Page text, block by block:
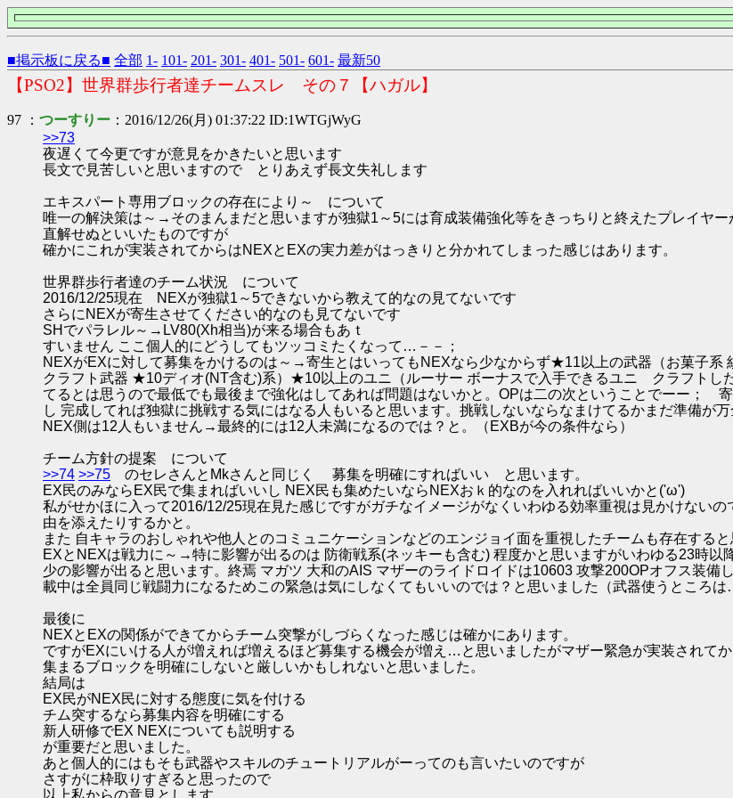
■掲示板に戻る■ 全部 1- 101- 201- 301- 401- 501- 601- 最新50
【PSO2】世界群歩行者達チームスレ その７【ハガル】
97 ： つーすりー ：2016/12/26(月) 01:37:22 ID:1WTGjWyG
>>73
夜遅くて今更ですが意見をかきたいと思います
長文で見苦しいと思いますので とりあえず長文失礼します
エキスパート専用ブロックの存在により～ について
唯一の解決策は～→そのまんまだと思いますが独獄1～5には育成装備強化等をきっちりと終えたプレイヤ
直解せぬといいたものですが
確かにこれが実装されてからはNEXとEXの実力差がはっきりと分かれてしまった感じはあります。
世界群歩行者達のチーム状況 について
2016/12/25現在 NEXが独獄1～5できないから教えて的なの見てないです
さらにNEXが寄生させてください的なのも見てないです
SHでパラレル～→LV80(Xh相当)が来る場合もあｔ
すいません ここ個人的にどうしてもツッコミたくなって…－－；
NEXがEXに対して募集をかけるのは～→寄生とはいってもNEXなら少なからず★11以上の武器（お菓子系
クラフト武器 ★10ディオ(NT含む)系）★10以上のユニ（ルーサー ボーナスで入手できるユニ クラフトし
てるとは思うので最低でも最後まで強化はしてあれば問題はないかと。OPは二の次ということでーー；
し 完成してれば独獄に挑戦する気にはなる人もいると思います。挑戦しないならなまけてるかまだ準備が
NEX側は12人もいません→最終的には12人未満になるのでは？と。（EXBが今の条件なら）
チーム方針の提案 について
>>74 >>75 のセレさんとMkさんと同じく 募集を明確にすればいい と思います。
EX民のみならEX民で集まればいいし NEX民も集めたいならNEXおｋ的なのを入れればいいかと('ω')
私がせかほに入って2016/12/25現在見た感じですがガチなイメージがなくいわゆる効率重視は見かけない
由を添えたりするかと。
また 自キャラのおしゃれや他人とのコミュニケーションなどのエンジョイ面を重視したチームも存在すると
EXとNEXは戦力に～→特に影響が出るのは 防衛戦系(ネッキーも含む) 程度かと思いますがいわゆる23時
少の影響が出ると思います。終焉 マガツ 大和のAIS マザーのライドロイドは10603 攻撃200OPオフス装
載中は全員同じ戦闘力になるためこの緊急は気にしなくてもいいのでは？と思いました（武器使うところ
最後に
NEXとEXの関係ができてからチーム突撃がしづらくなった感じは確かにあります。
ですがEXにいける人が増えれば増えるほど募集する機会が増え…と思いましたがマザー緊急が実装されて
集まるブロックを明確にしないと厳しいかもしれないと思いました。
結局は
EX民がNEX民に対する態度に気を付ける
チム突するなら募集内容を明確にする
新人研修でEX NEXについても説明する
が重要だと思いました。
あと個人的にはもそも武器やスキルのチュートリアルがーってのも言いたいのですが
さすがに枠取りすぎると思ったので